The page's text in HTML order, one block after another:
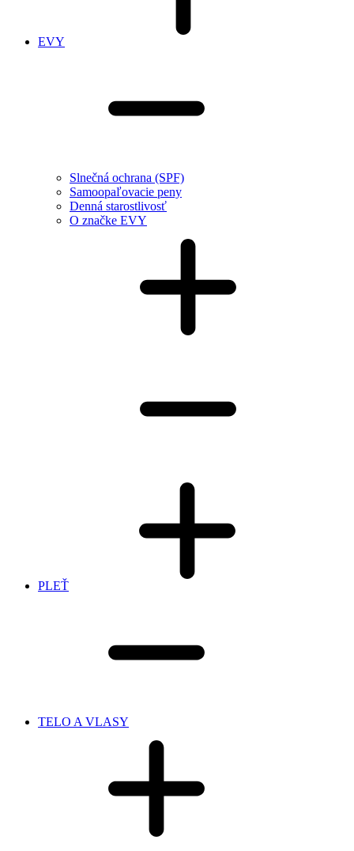
EVY
Slnečná ochrana (SPF)
Samoopaľovacie peny
Denná starostlivosť
O značke EVY
PLEŤ
TELO A VLASY